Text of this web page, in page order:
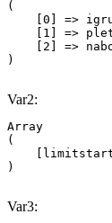
(
[0] =>
[1] =>
[2] =>
Var2:
Array
(
Var3: